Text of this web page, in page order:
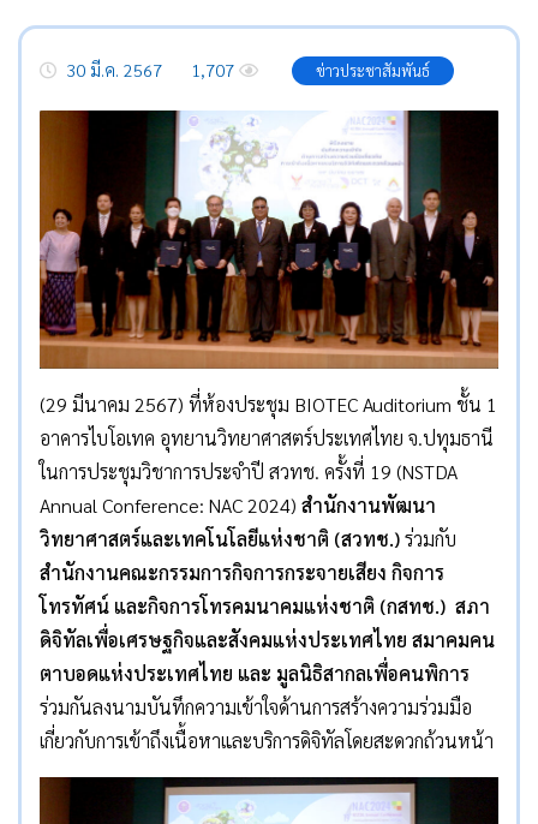
30 มี.ค. 2567 1,707 ข่าวประชาสัมพันธ์
(29 มีนาคม 2567) ที่ห้องประชุม BIOTEC Auditorium ชั้น 1
อาคารไบโอเทค อุทยานวิทยาศาสตร์ประเทศไทย จ.ปทุมธานี
ในการประชุมวิชาการประจำปี สวทช. ครั้งที่ 19 (NSTDA
Annual Conference: NAC 2024) สำนักงานพัฒนา
วิทยาศาสตร์และเทคโนโลยีแห่งชาติ (สวทช.)ร่วมกับ
สำนักงานคณะกรรมการกิจการกระจายเสียง กิจการ
โทรทัศน์ และกิจการโทรคมนาคมแห่งชาติ (กสทช.) สภา
ดิจิทัลเพื่อเศรษฐกิจและสังคมแห่งประเทศไทย สมาคมคน
ตาบอดแห่งประเทศไทย และ มูลนิธิสากลเพื่อคนพิการ
ร่วมกันลงนามบันทึกความเข้าใจด้านการสร้างความร่วมมือ
เกี่ยวกับการเข้าถึงเนื้อหาและบริการดิจิทัลโดยสะดวกถ้วนหน้า